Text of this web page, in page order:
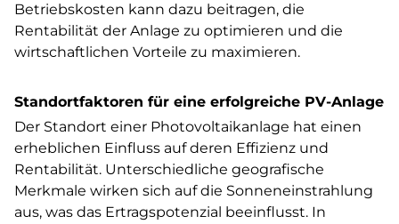
Betriebskosten kann dazu beitragen, die
Rentabilität der Anlage zu optimieren und die
wirtschaftlichen Vorteile zu maximieren.
Standortfaktoren für eine erfolgreiche PV-Anlage
Der Standort einer Photovoltaikanlage hat einen
erheblichen Einfluss auf deren Effizienz und
Rentabilität. Unterschiedliche geografische
Merkmale wirken sich auf die Sonneneinstrahlung
aus, was das Ertragspotenzial beeinflusst. In